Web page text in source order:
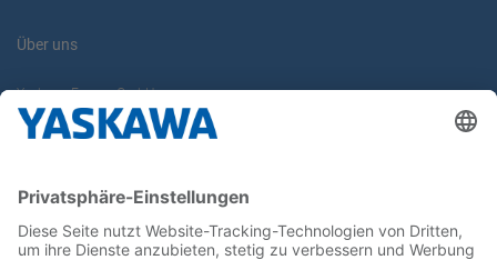
Über uns
Yaskawa Europe GmbH
Karriere
Newsletter